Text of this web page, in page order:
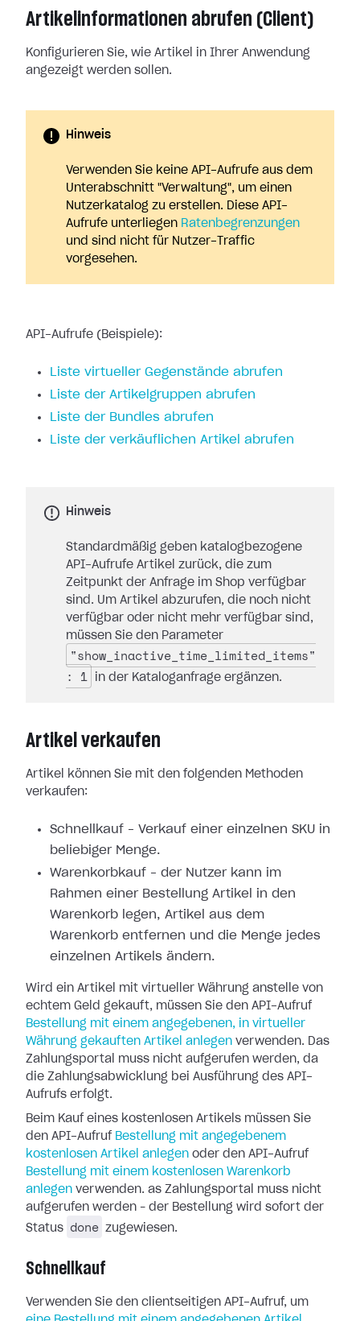
Artikelinformationen abrufen (Client)
Konfigurieren Sie, wie Artikel in Ihrer Anwendung
angezeigt werden sollen.
Hinweis
Verwenden Sie keine API-Aufrufe aus dem
Unterabschnitt "Verwaltung", um einen
Nutzerkatalog zu erstellen. Diese API-
Aufrufe unterliegen Ratenbegrenzungen
und sind nicht für Nutzer-Traffic
vorgesehen.
API-Aufrufe (Beispiele):
Liste virtueller Gegenstände abrufen
Liste der Artikelgruppen abrufen
Liste der Bundles abrufen
Liste der verkäuflichen Artikel abrufen
Hinweis
Standardmäßig geben katalogbezogene
API-Aufrufe Artikel zurück, die zum
Zeitpunkt der Anfrage im Shop verfügbar
sind. Um Artikel abzurufen, die noch nicht
verfügbar oder nicht mehr verfügbar sind,
müssen Sie den Parameter
"show_inactive_time_limited_items"
: 1
in der Kataloganfrage ergänzen.
Artikel verkaufen
Artikel können Sie mit den folgenden Methoden
verkaufen:
Schnellkauf – Verkauf einer einzelnen SKU in
beliebiger Menge.
Warenkorbkauf – der Nutzer kann im
Rahmen einer Bestellung Artikel in den
Warenkorb legen, Artikel aus dem
Warenkorb entfernen und die Menge jedes
einzelnen Artikels ändern.
Wird ein Artikel mit virtueller Währung anstelle von
echtem Geld gekauft, müssen Sie den API-Aufruf
Bestellung mit einem angegebenen, in virtueller
Währung gekauften Artikel anlegen verwenden. Das
Zahlungsportal muss nicht aufgerufen werden, da
die Zahlungsabwicklung bei Ausführung des API-
Aufrufs erfolgt.
Beim Kauf eines kostenlosen Artikels müssen Sie
den API-Aufruf Bestellung mit angegebenem
kostenlosen Artikel anlegen oder den API-Aufruf
Bestellung mit einem kostenlosen Warenkorb
anlegen verwenden. as Zahlungsportal muss nicht
aufgerufen werden – der Bestellung wird sofort der
Status
done zugewiesen.
Schnellkauf
Verwenden Sie den clientseitigen API-Aufruf, um